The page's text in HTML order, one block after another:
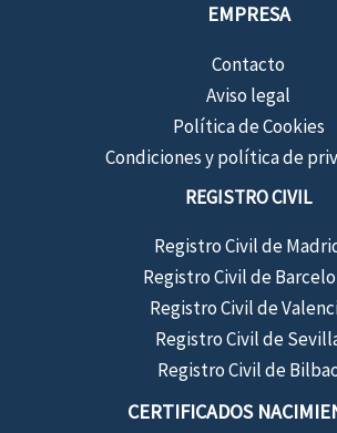
EMPRESA
Contacto
Aviso legal
Política de Cookies
Condiciones y política de
REGISTRO CIVIL
Registro Civil de
Registro Civil de
Registro Civil de
Registro Civil de
Registro Civil de
CERTIFICADOS